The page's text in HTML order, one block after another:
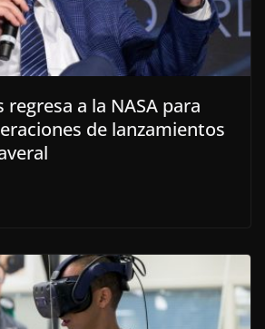
regresa a la NASA para
de lanzamientos